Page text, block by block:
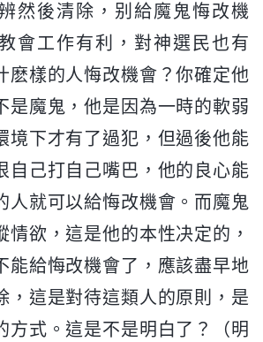
然後清除，别給魔鬼悔改機
會工作有利，對神選民也有
麽樣的人悔改機會？你確定他
是魔鬼，他是因為一時的軟弱
境下才有了過犯，但過後他能
自己打自己嘴巴，他的良心能
人就可以給悔改機會。而魔鬼
情欲，這是他的本性决定的，
能給悔改機會了，應該盡早地
，這是對待這類人的原則，是
方式。這是不是明白了？（明